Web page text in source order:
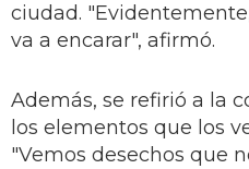
ciudad.
va a encarar", afirmó.
Además, se refirió a la
los elementos que los
"Vemos desechos que